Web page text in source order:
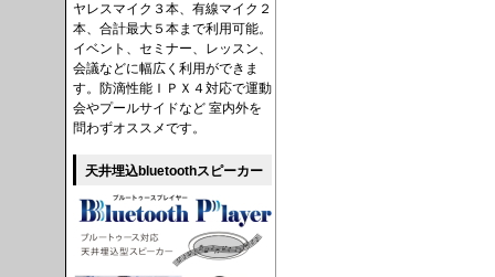
ヤレスマイク３本、有線マイク２
本、合計最大５本まで利用可能。
イベント、セミナー、レッスン、
会議などに幅広く利用ができま
す。防滴性能ＩＰＸ４対応で運動
会やプールサイドなど 室内外を
問わずオススメです。
天井埋込bluetoothスピーカー